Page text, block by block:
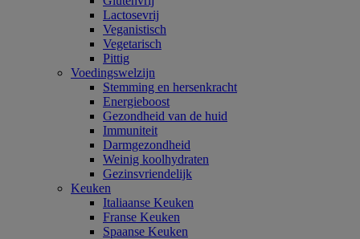
Lactosevrij
Veganistisch
Vegetarisch
Pittig
Voedingswelzijn
Stemming en hersenkracht
Energieboost
Gezondheid van de huid
Immuniteit
Darmgezondheid
Weinig koolhydraten
Gezinsvriendelijk
Keuken
Italiaanse Keuken
Franse Keuken
Spaanse Keuken